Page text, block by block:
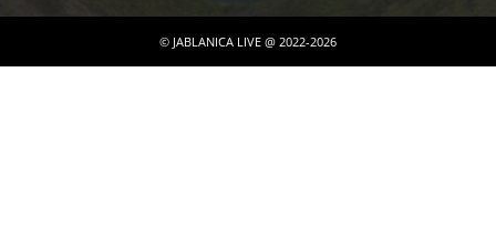
© JABLANICA LIVE @ 2022-2026